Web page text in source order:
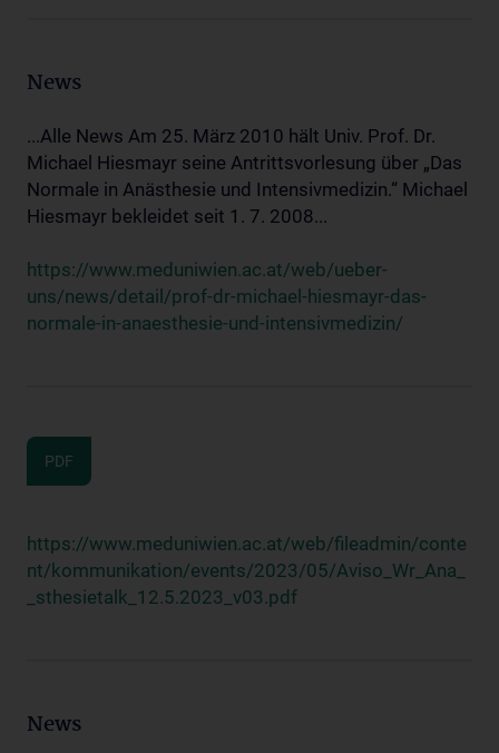
News
...Alle News Am 25. März 2010 hält Univ. Prof. Dr.
Michael Hiesmayr seine Antrittsvorlesung über „Das
Normale in Anästhesie und Intensivmedizin.“ Michael
Hiesmayr bekleidet seit 1. 7. 2008...
https://www.meduniwien.ac.at/web/ueber-
uns/news/detail/prof-dr-michael-hiesmayr-das-
normale-in-anaesthesie-und-intensivmedizin/
PDF
https://www.meduniwien.ac.at/web/fileadmin/conte
nt/kommunikation/events/2023/05/Aviso_Wr_Ana_
_sthesietalk_12.5.2023_v03.pdf
News